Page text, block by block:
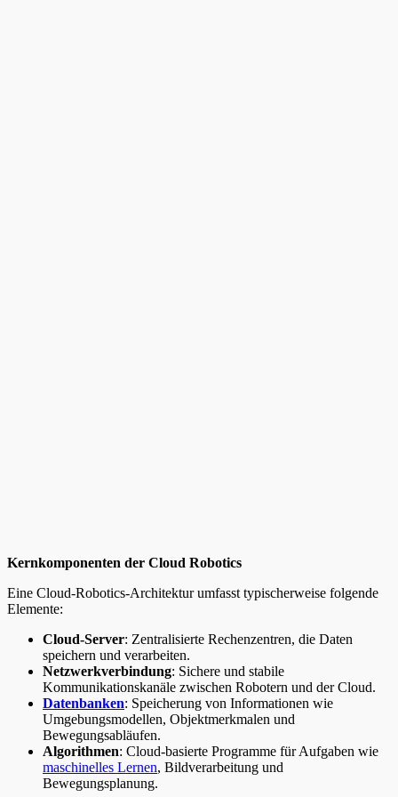
Kernkomponenten der Cloud Robotics
Eine Cloud-Robotics-Architektur umfasst typischerweise folgende
Elemente:
Cloud-Server: Zentralisierte Rechenzentren, die Daten
speichern und verarbeiten.
Netzwerkverbindung: Sichere und stabile
Kommunikationskanäle zwischen Robotern und der Cloud.
Datenbanken: Speicherung von Informationen wie
Umgebungsmodellen, Objektmerkmalen und
Bewegungsabläufen.
Algorithmen: Cloud-basierte Programme für Aufgaben wie
maschinelles Lernen, Bildverarbeitung und
Bewegungsplanung.